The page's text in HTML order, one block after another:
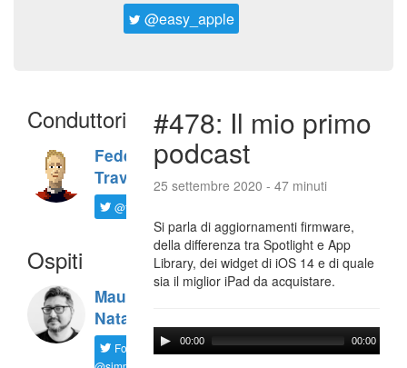
@easy_apple
Conduttori
Federico
Travaini
@ftrava
Ospiti
Maurizio
Natali
Follow
#478: Il mio primo
podcast
25 settembre 2020 - 47 minuti
Si parla di aggiornamenti firmware,
della differenza tra Spotlight e App
Library, dei widget di iOS 14 e di quale
sia il miglior iPad da acquistare.
00:00 00:00